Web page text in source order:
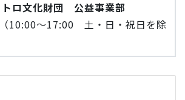
トロ文化財団 公益事業部
10:00～17:00 土・日・祝日を除